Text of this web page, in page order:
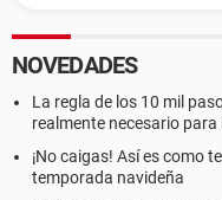
NOVEDADES
La regla de los 10 mil
realmente necesario para
¡No caigas! Así es como
temporada navideña